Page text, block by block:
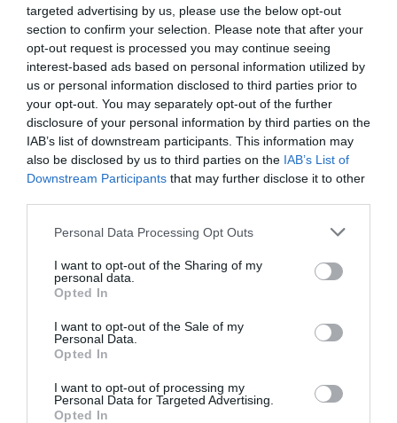
targeted advertising by us, please use the below opt-out
section to confirm your selection. Please note that after your
opt-out request is processed you may continue seeing
interest-based ads based on personal information utilized by
us or personal information disclosed to third parties prior to
your opt-out. You may separately opt-out of the further
disclosure of your personal information by third parties on the
IAB’s list of downstream participants. This information may
also be disclosed by us to third parties on the IAB’s List of
Downstream Participants that may further disclose it to other
Please note that this website/app uses one or more Google
not limited to your visit or usage behaviour. You may click to
grant or deny consent to Google and its third-party tags to
use your data for below specified purposes in below Google
consent section.
Personal Data Processing Opt Outs
I want to opt-out of the Sharing of my
personal data.
Opted In
I want to opt-out of the Sale of my
Personal Data.
Opted In
I want to opt-out of processing my
Personal Data for Targeted Advertising.
Opted In
ΑΘΛΗΤΙΚΑ
Αθλητικές μεταδόσεις: Η ώρα και το κανάλι
του αγώνα Σουηδία – Ελλάδα
Όλο το αθλητικό πρόγραμμα της Πέμπτης (4/6)
04.06.2026 - 10:59